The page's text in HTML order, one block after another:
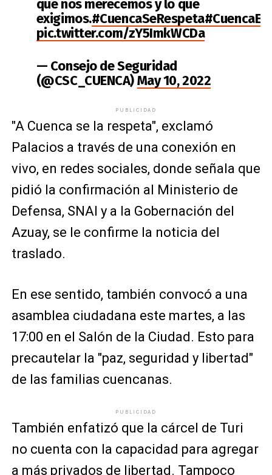
que nos merecemos y lo que
exigimos.#CuencaSeRespeta
pic.twitter.com/zY5ImkWCDa
— Consejo de Seguridad
(@CSC_CUENCA)May 10, 2022
PUBLICIDAD
"A Cuenca se la respeta", exclamó
Palacios a través de una conexión en
vivo, en redes sociales, donde señala que
pidió la confirmación al Ministerio de
Defensa, SNAI y a la Gobernación del
Azuay, se le confirme la noticia del
traslado.
En ese sentido, también convocó a una
asamblea ciudadana este martes, a las
17:00 en el Salón de la Ciudad. Esto para
precautelar la "paz, seguridad y libertad"
de las familias cuencanas.
PUBLICIDAD
También enfatizó que la cárcel de Turi
no cuenta con la capacidad para agregar
a más privados de libertad. Tampoco